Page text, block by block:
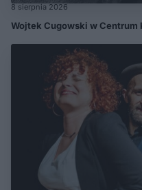
8 sierpnia 2026
Wojtek Cugowski w Centrum